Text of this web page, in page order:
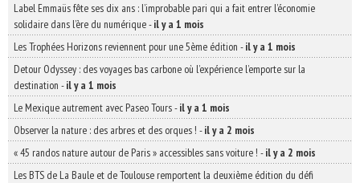
Label Emmaüs fête ses dix ans : l’improbable pari qui a fait entrer l’économie
solidaire dans l’ère du numérique-il y a 1 mois
Les Trophées Horizons reviennent pour une 5ème édition -il y a 1 mois
Detour Odyssey : des voyages bas carbone où l’expérience l’emporte sur la
destination -il y a 1 mois
Le Mexique autrement avec Paseo Tours-il y a 1 mois
Observer la nature : des arbres et des orques ! -il y a 2 mois
« 45 randos nature autour de Paris » accessibles sans voiture ! -il y a 2 mois
Les BTS de La Baule et de Toulouse remportent la deuxième édition du défi